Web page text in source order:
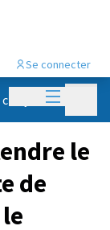
Menu
Se connecter
le
de